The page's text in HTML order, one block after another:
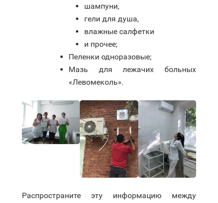
шампуни,
гели для душа,
влажные салфетки
и прочее;
Пеленки одноразовые;
Мазь для лежачих больных
«Левомеколь».
Распространите эту информацию между